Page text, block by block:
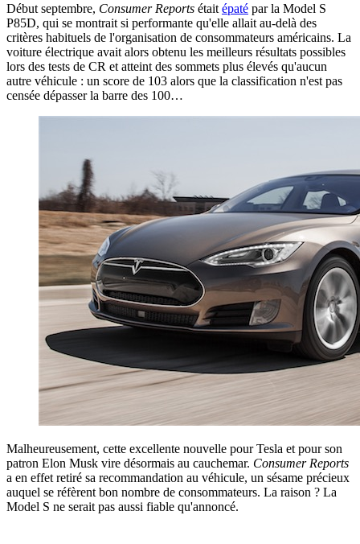
Début septembre, Consumer Reports était épaté par la Model S
P85D, qui se montrait si performante qu'elle allait au-delà des
critères habituels de l'organisation de consommateurs américains. La
voiture électrique avait alors obtenu les meilleurs résultats possibles
lors des tests de CR et atteint des sommets plus élevés qu'aucun
autre véhicule : un score de 103 alors que la classification n'est pas
censée dépasser la barre des 100…
Malheureusement, cette excellente nouvelle pour Tesla et pour son
patron Elon Musk vire désormais au cauchemar. Consumer Reports
a en effet retiré sa recommandation au véhicule, un sésame précieux
auquel se réfèrent bon nombre de consommateurs. La raison ? La
Model S ne serait pas aussi fiable qu'annoncé.